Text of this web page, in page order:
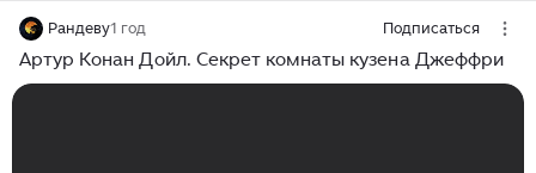
Рандеву1 год Подписаться
Артур Конан Дойл. Секрет комнаты кузена Джеффри